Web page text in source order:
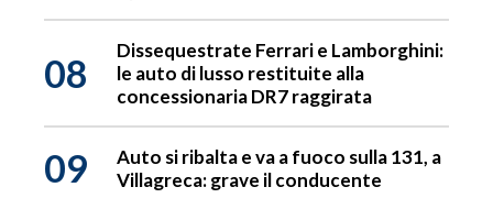
08
Dissequestrate Ferrari e Lamborghini:
le auto di lusso restituite alla
concessionaria DR7 raggirata
09
Auto si ribalta e va a fuoco sulla 131, a
Villagreca: grave il conducente